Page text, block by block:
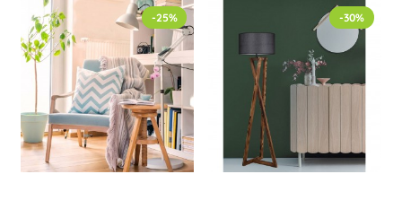
-25% -30%